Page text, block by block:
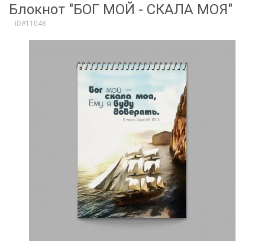
Блокнот "БОГ МОЙ - СКАЛА МОЯ"
ID#11048